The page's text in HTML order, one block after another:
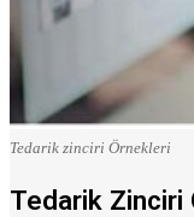
Tedarik zinciri Örnekleri
Tedarik Zinciri